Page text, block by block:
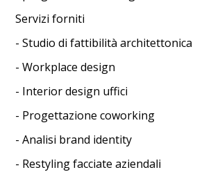
Servizi forniti
- Studio di fattibilità architettonica
- Workplace design
- Interior design uffici
- Progettazione coworking
- Analisi brand identity
- Restyling facciate aziendali